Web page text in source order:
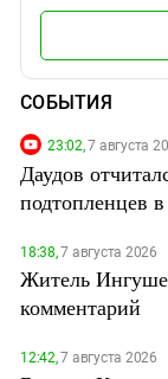
СОБЫТИЯ
23:02,7 августа
Даудов
подтопленцев
18:38,7 августа 2026
Житель
комментарий
12:42,7 августа 2026